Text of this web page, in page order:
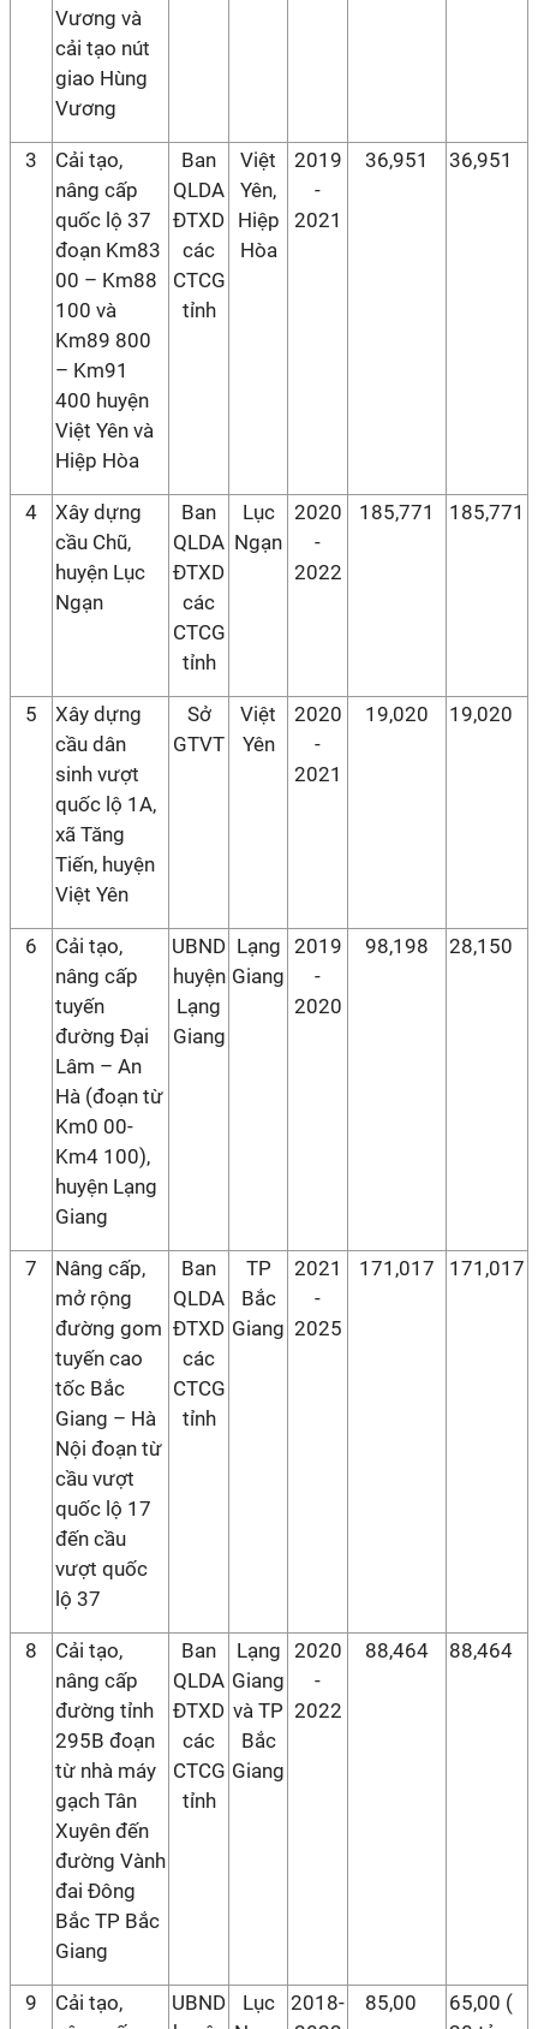
Vương và
cải tạo nút
giao Hùng
Vương
3
Cải tạo,
nâng cấp
quốc lộ 37
đoạn Km83
00 – Km88
100 và
Km89 800
– Km91
400 huyện
Việt Yên và
Hiệp Hòa
Ban
QLDA
ĐTXD
các
CTCG
tỉnh
Việt
Yên,
Hiệp
Hòa
2019
-
2021
36,951 36,951
4
Xây dựng
cầu Chũ,
huyện Lục
Ngạn
Ban
QLDA
ĐTXD
các
CTCG
tỉnh
Lục
Ngạn
2020
-
2022
185,771 185,771
5
Xây dựng
cầu dân
sinh vượt
quốc lộ 1A,
xã Tăng
Tiến, huyện
Việt Yên
Sở
GTVT
Việt
Yên
2020
-
2021
19,020 19,020
6
Cải tạo,
nâng cấp
tuyến
đường Đại
Lâm – An
Hà (đoạn từ
Km0 00-
Km4 100),
huyện Lạng
Giang
UBND
huyện
Lạng
Giang
Lạng
Giang
2019
-
2020
98,198 28,150
7
Nâng cấp,
mở rộng
đường gom
tuyến cao
tốc Bắc
Giang – Hà
Nội đoạn từ
cầu vượt
quốc lộ 17
đến cầu
vượt quốc
lộ 37
Ban
QLDA
ĐTXD
các
CTCG
tỉnh
TP
Bắc
Giang
2021
-
2025
171,017 171,017
8
Cải tạo,
nâng cấp
đường tỉnh
295B đoạn
từ nhà máy
gạch Tân
Xuyên đến
đường Vành
đai Đông
Bắc TP Bắc
Giang
Ban
QLDA
ĐTXD
các
CTCG
tỉnh
Lạng
Giang
và TP
Bắc
Giang
2020
-
2022
88,464 88,464
9
Cải tạo,
UBND
Lục
2018-
85,00
65,00 (